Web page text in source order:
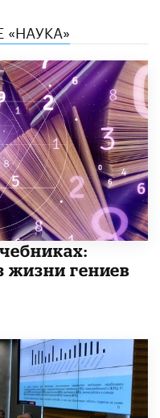
«НАУКА»
жизни гениев